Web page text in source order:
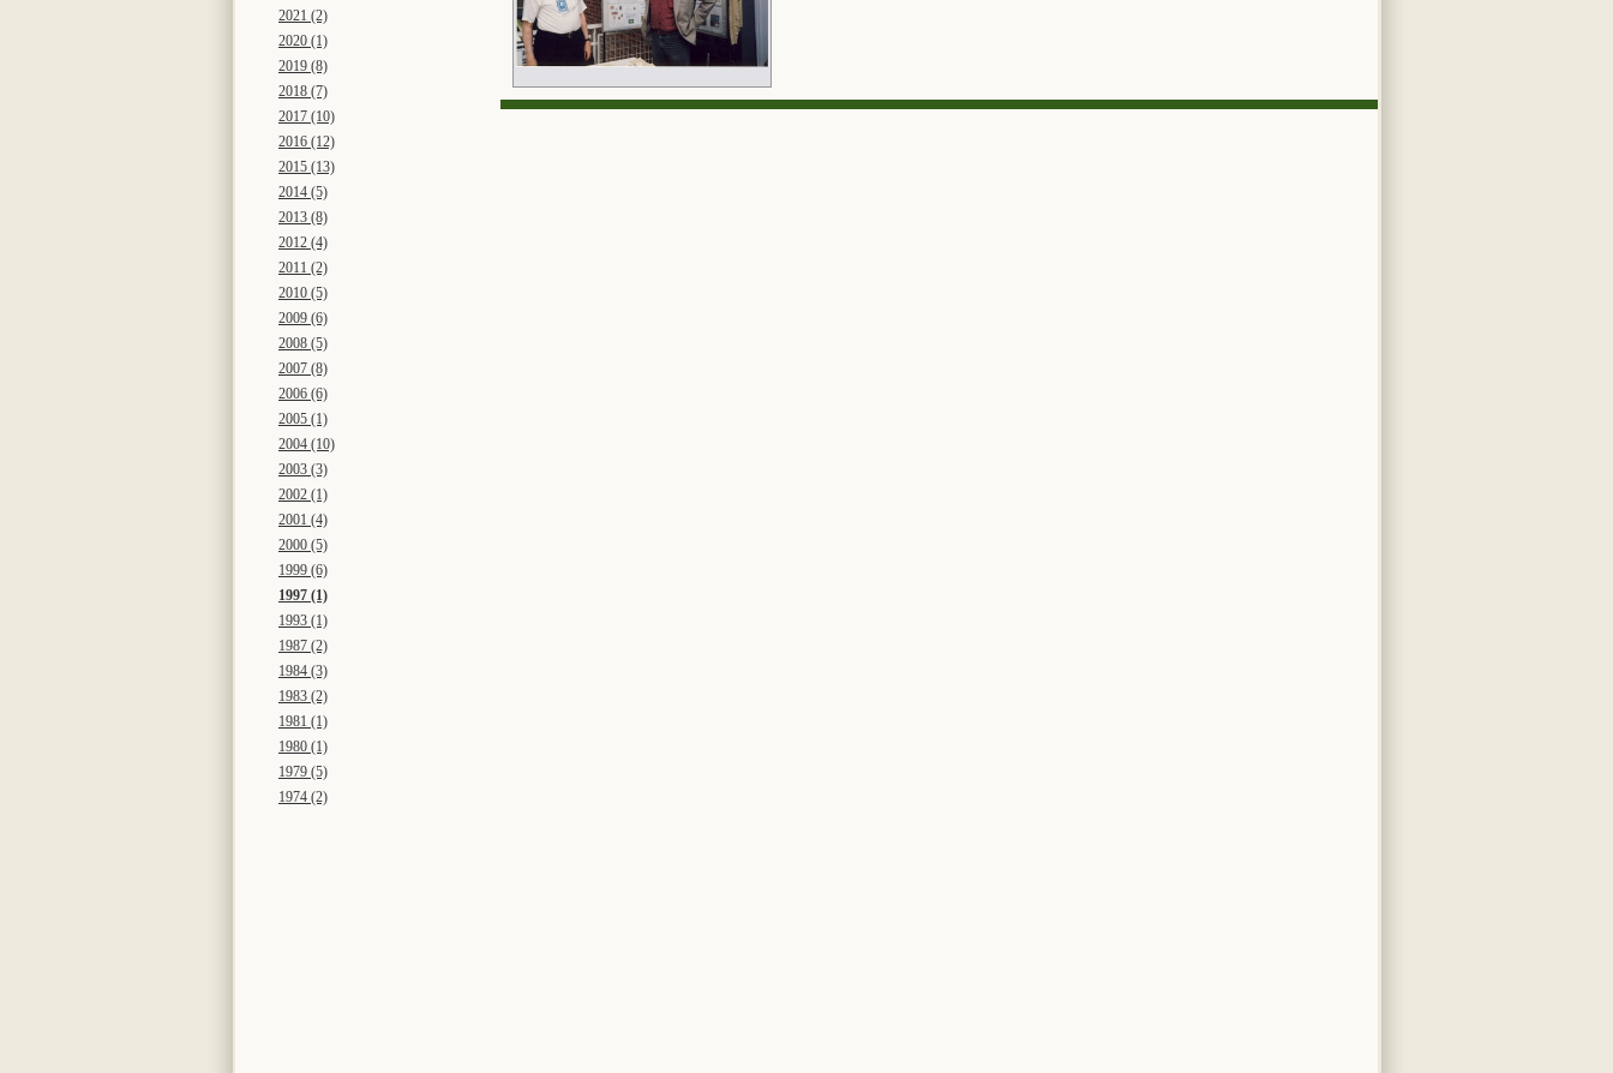
2021 (2)
2020 (1)
2019 (8)
2018 (7)
2017 (10)
2016 (12)
2015 (13)
2014 (5)
2013 (8)
2012 (4)
2011 (2)
2010 (5)
2009 (6)
2008 (5)
2007 (8)
2006 (6)
2005 (1)
2004 (10)
2003 (3)
2002 (1)
2001 (4)
2000 (5)
1999 (6)
1997 (1)
1993 (1)
1987 (2)
1984 (3)
1983 (2)
1981 (1)
1980 (1)
1979 (5)
1974 (2)